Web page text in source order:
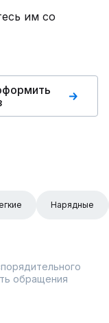
им со
Нарядные
обращения